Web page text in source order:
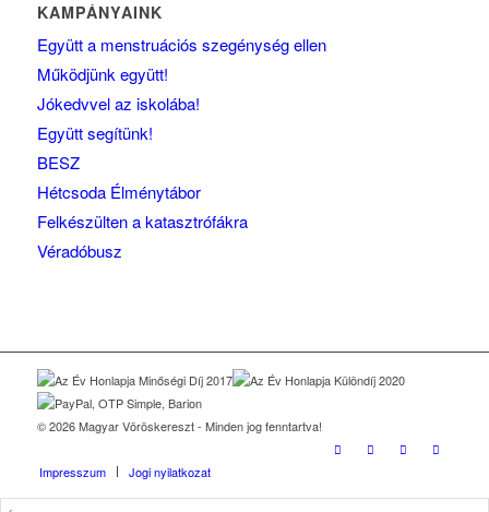
KAMPÁNYAINK
Együtt a menstruációs szegénység ellen
Működjünk együtt!
Jókedvvel az iskolába!
Együtt segítünk!
BESZ
Hétcsoda Élménytábor
Felkészülten a katasztrófákra
Véradóbusz
© 2026 Magyar Vöröskereszt - Minden jog fenntartva!
Impresszum Jogi nyilatkozat